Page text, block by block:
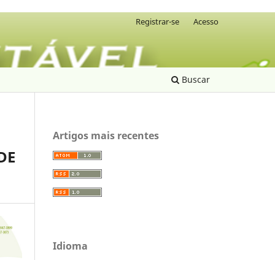
Buscar
Registrar-se Acesso
Artigos mais recentes
Idioma